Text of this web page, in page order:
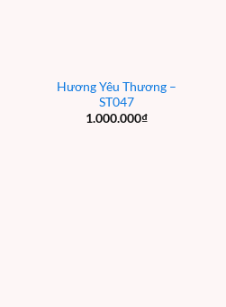
Hương Yêu Thương –
ST047
1.000.000₫